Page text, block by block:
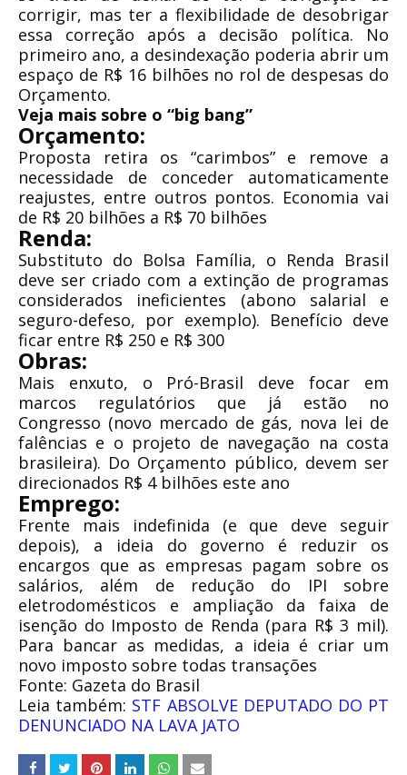
corrigir, mas ter a flexibilidade de desobrigar
essa correção após a decisão política. No
primeiro ano, a desindexação poderia abrir um
espaço de R$ 16 bilhões no rol de despesas do
Orçamento.
Veja mais sobre o “big bang”
Orçamento:
Proposta retira os “carimbos” e remove a
necessidade de conceder automaticamente
reajustes, entre outros pontos. Economia vai
de R$ 20 bilhões a R$ 70 bilhões
Renda:
Substituto do Bolsa Família, o Renda Brasil
deve ser criado com a extinção de programas
considerados ineficientes (abono salarial e
seguro-defeso, por exemplo). Benefício deve
ficar entre R$ 250 e R$ 300
Obras:
Mais enxuto, o Pró-Brasil deve focar em
marcos regulatórios que já estão no
Congresso (novo mercado de gás, nova lei de
falências e o projeto de navegação na costa
brasileira). Do Orçamento público, devem ser
direcionados R$ 4 bilhões este ano
Emprego:
Frente mais indefinida (e que deve seguir
depois), a ideia do governo é reduzir os
encargos que as empresas pagam sobre os
salários, além de redução do IPI sobre
eletrodomésticos e ampliação da faixa de
isenção do Imposto de Renda (para R$ 3 mil).
Para bancar as medidas, a ideia é criar um
novo imposto sobre todas transações
Fonte: Gazeta do Brasil
Leia também: STF ABSOLVE DEPUTADO DO PT
DENUNCIADO NA LAVA JATO